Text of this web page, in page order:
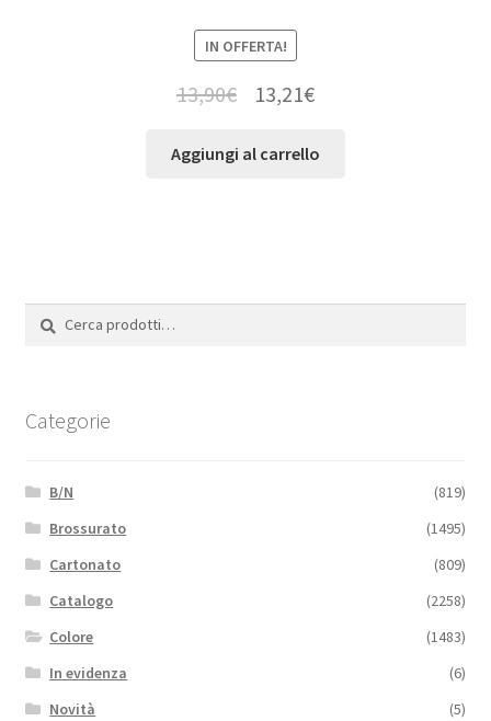
IN OFFERTA!
13,90€ 13,21€
Aggiungi al carrello
Categorie
B/N
(819)
Brossurato
(1495)
Cartonato
(809)
Catalogo
(2258)
Colore
(1483)
In evidenza
(6)
Novità
(5)